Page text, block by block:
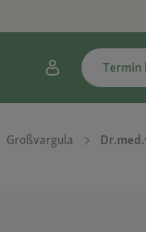
Termin
Großvargula